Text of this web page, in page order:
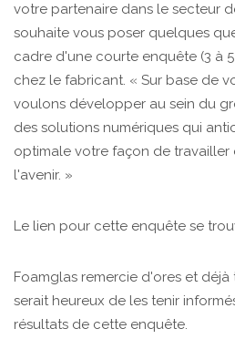
votre partenaire dans le secteur
souhaite vous poser quelques
cadre d'une courte enquête (3 à
chez le fabricant. « Sur base de
voulons développer au sein du
des solutions numériques qui
optimale votre façon de travailler
l'avenir. »
Le lien pour cette enquête se
Foamglas remercie d'ores et
serait heureux de les tenir
résultats de cette enquête.